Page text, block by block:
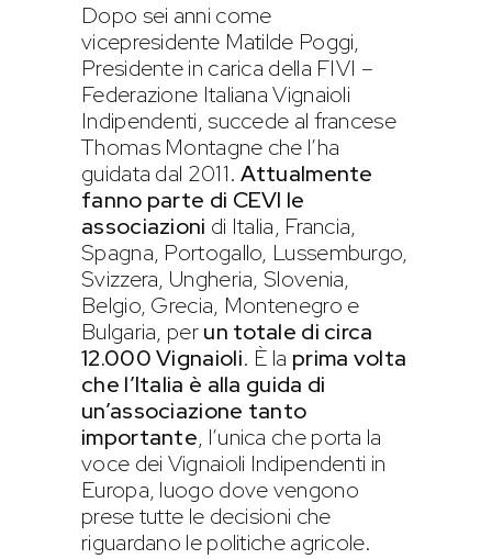
Dopo sei anni come
vicepresidente Matilde Poggi,
Presidente in carica della FIVI –
Federazione Italiana Vignaioli
Indipendenti, succede al francese
Thomas Montagne che l’ha
guidata dal 2011.Attualmente
fanno parte di CEVI le
associazioni di Italia, Francia,
Spagna, Portogallo, Lussemburgo,
Svizzera, Ungheria, Slovenia,
Belgio, Grecia, Montenegro e
Bulgaria, perun totale di circa
12.000 Vignaioli. È la prima volta
che l’Italia è alla guida di
un’associazione tanto
importante, l’unica che porta la
voce dei Vignaioli Indipendenti in
Europa, luogo dove vengono
prese tutte le decisioni che
riguardano le politiche agricole.